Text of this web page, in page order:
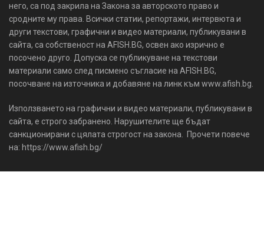
него, са под закрила на Закона за авторското право и
сродните му права. Всички статии, репортажи, интервюта и
други текстови, графични и видео материали, публикувани в
сайта, са собственост на AFISH.BG, освен ако изрично е
посочено друго. Допуска се публикуване на текстови
материали само след писмено съгласие на AFISH.BG,
посочване на източника и добавяне на линк към www.afish.bg.
Използването на графични и видео материали, публикувани в
сайта, е строго забранено. Нарушителите ще бъдат
санкционирани с цялата строгост на закона. Прочети повече
на: https://www.afish.bg/